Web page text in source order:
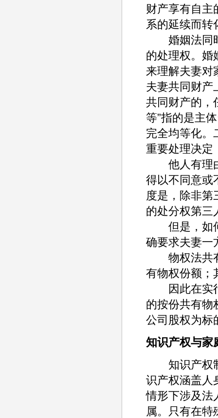
财产享有自主
系的延续而转
婚姻法同时
的处理权。婚
来理解夫妻对
夫妻共同财产
共同财产的，
等”指的是主
完全均等化。
重要处理决定
他人有理由
得以不同意或
度是，除非第
的处分权第三
但是，如何
确要求夫妻一
物权法共有
有物权份额；
因此在实行
的按份共有物
公司股权为标
知识产权与家
知识产权制
识产权涵盖人
情形下涉及法
属。只有在特